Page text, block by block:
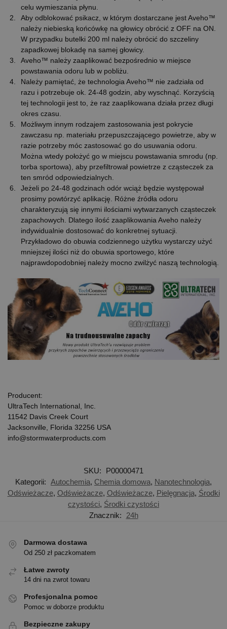
celu wymieszania płynu.
Aby odblokować psikacz, w którym dostarczane jest Aveho™
należy niebieską końcówkę na głowicy obrócić z OFF na ON.
W przypadku butelki 200 ml należy obrócić do szczeliny
zapadkowej blokadę na samej głowicy.
Aveho™ należy zaaplikować bezpośrednio w miejsce
powstawania odoru lub w pobliżu.
Należy pamiętać, że technologia Aveho™ nie zadziała od
razu i potrzebuje ok. 24-48 godzin, aby wyschnąć. Korzyścią
tej technologii jest to, że raz zaaplikowana działa przez długi
okres czasu.
Możliwym innym rodzajem zastosowania jest pokrycie
zawczasu np. materiału przepuszczającego powietrze, aby w
razie potrzeby móc zastosować go do usuwania odoru.
Można wtedy położyć go w miejscu powstawania smrodu (np.
torba sportowa), aby przefiltrował powietrze z cząsteczek za
ten smród odpowiedzialnych.
Jeżeli po 24-48 godzinach odór wciąż będzie występował
prosimy powtórzyć aplikację. Różne źródła odoru
charakteryzują się innymi ilościami wytwarzanych cząsteczek
zapachowych. Dlatego ilość zaaplikowania Aveho należy
indywidualnie dostosować do konkretnej sytuacji.
Przykładowo do obuwia codziennego użytku wystarczy użyć
mniejszej ilości niż do obuwia sportowego, które
najprawdopodobniej należy mocno zwilżyć naszą technologią.
Producent:
UltraTech International, Inc.
11542 Davis Creek Court
Jacksonville, Florida 32256 USA
info@stormwaterproducts.com
SKU:
P00000471
Kategorii: Autochemia, Chemia domowa, Nanotechnologia,
Odświeżacze, Odświeżacze, Odświeżacze, Pielęgnacja, Środki
czystości, Środki czystości
Znacznik:
24h
Darmowa dostawa
Od 250 zł paczkomatem
Łatwe zwroty
14 dni na zwrot towaru
Profesjonalna pomoc
Pomoc w doborze produktu
Bezpieczne zakupy